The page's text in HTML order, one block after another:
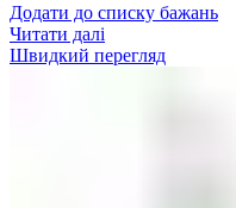
Додати до списку бажань
Читати далі
Швидкий перегляд